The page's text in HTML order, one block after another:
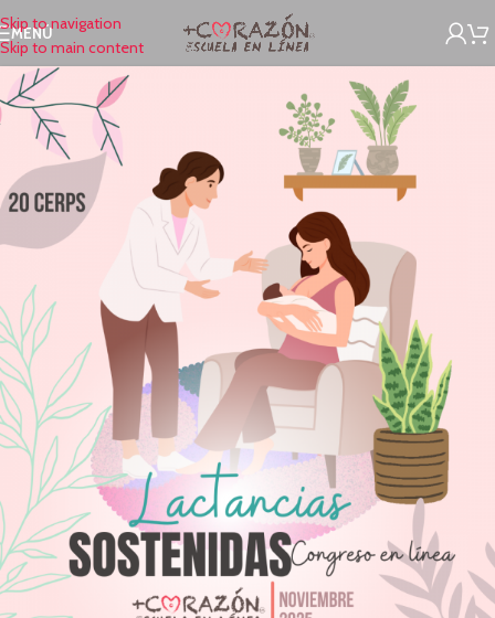
Skip to navigation
Skip to main content
MENÚ